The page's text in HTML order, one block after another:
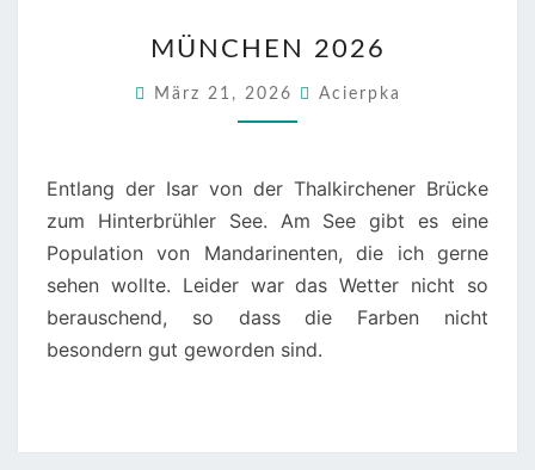
2026
MÜNCHEN 2026
März 21, 2026 Acierpka
Entlang der Isar von der Thalkirchener Brücke
zum Hinterbrühler See. Am See gibt es eine
Population von Mandarinenten, die ich gerne
sehen wollte. Leider war das Wetter nicht so
berauschend, so dass die Farben nicht
besondern gut geworden sind.